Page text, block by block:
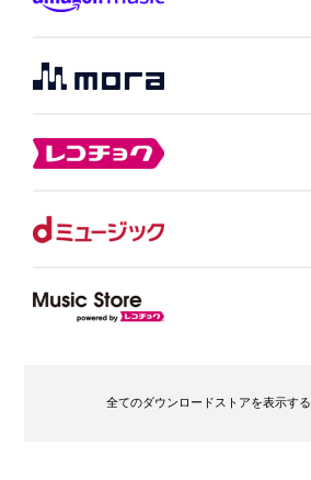
全てのダウンロードストアを表示する